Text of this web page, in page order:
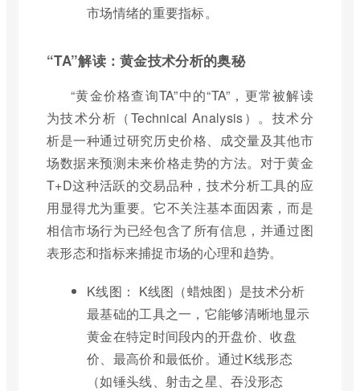
市场情绪的重要指标。
“TA”解读：黄金技术分析的奥秘
“黄金价格查询TA”中的“TA”，更常被解读
为技术分析（Technical Analysis）。技术分
析是一种通过研究历史价格、成交量及其他市
场数据来预测未来价格走势的方法。对于黄金
T+D这种活跃的交易品种，技术分析工具的应
用显得尤为重要。它不关注基本面因素，而是
相信市场行为已经包含了所有信息，并通过图
表形态和指标来捕捉市场的心理和趋势。
K线图： K线图（蜡烛图）是技术分析
最基础的工具之一，它能够清晰地显示
黄金在特定时间段内的开盘价、收盘
价、最高价和最低价。通过K线形态
（如锤头线、射击之星、吞没形态